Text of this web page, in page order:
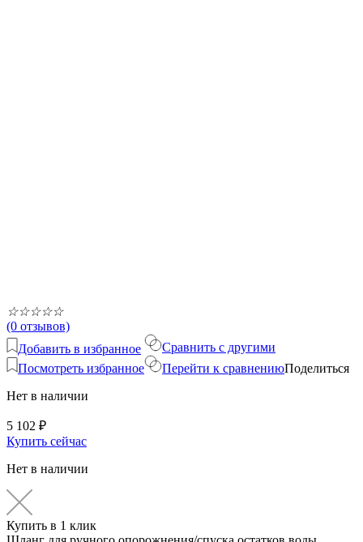
☆☆☆☆☆
(0 отзывов)
Добавить в избранное
Посмотреть избранное
Сравнить с другими
Перейти к сравнениюПоделиться
Нет в наличии
5 102 ₽
Купить сейчас
Нет в наличии
Купить в 1 клик